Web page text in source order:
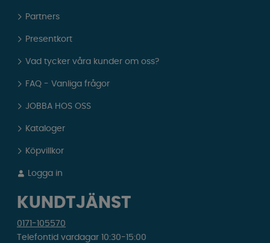
Partners
Presentkort
Vad tycker våra kunder om oss?
FAQ - Vanliga frågor
JOBBA HOS OSS
Kataloger
Köpvillkor
Logga in
KUNDTJÄNST
0171-105570
Telefontid vardagar 10:30-15:00